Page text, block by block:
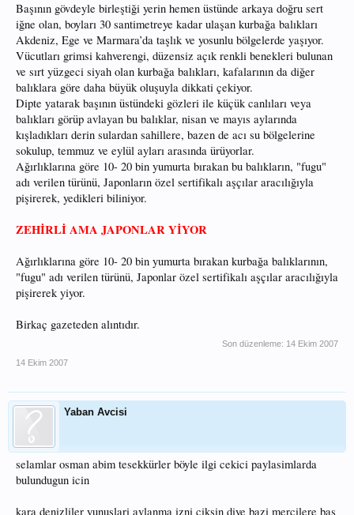
Başının gövdeyle birleştiği yerin hemen üstünde arkaya doğru sert
iğne olan, boyları 30 santimetreye kadar ulaşan kurbağa balıkları
Akdeniz, Ege ve Marmara’da taşlık ve yosunlu bölgelerde yaşıyor.
Vücutları grimsi kahverengi, düzensiz açık renkli benekleri bulunan
ve sırt yüzgeci siyah olan kurbağa balıkları, kafalarının da diğer
balıklara göre daha büyük oluşuyla dikkati çekiyor.
Dipte yatarak başının üstündeki gözleri ile küçük canlıları veya
balıkları görüp avlayan bu balıklar, nisan ve mayıs aylarında
kışladıkları derin sulardan sahillere, bazen de acı su bölgelerine
sokulup, temmuz ve eylül ayları arasında ürüyorlar.
Ağırlıklarına göre 10- 20 bin yumurta bırakan bu balıkların, "fugu"
adı verilen türünü, Japonların özel sertifikalı aşçılar aracılığıyla
pişirerek, yedikleri biliniyor.
ZEHİRLİ AMA JAPONLAR YİYOR
Ağırlıklarına göre 10- 20 bin yumurta bırakan kurbağa balıklarının,
"fugu" adı verilen türünü, Japonlar özel sertifikalı aşçılar aracılığıyla
pişirerek yiyor.
Birkaç gazeteden alıntıdır.
Son düzenleme: 14 Ekim 2007
14 Ekim 2007
Yaban Avcisi
selamlar osman abim tesekkürler böyle ilgi cekici paylasimlarda
bulundugun icin
kara denizliler yunuslari avlanma izni ciksin diye bazi mercilere bas